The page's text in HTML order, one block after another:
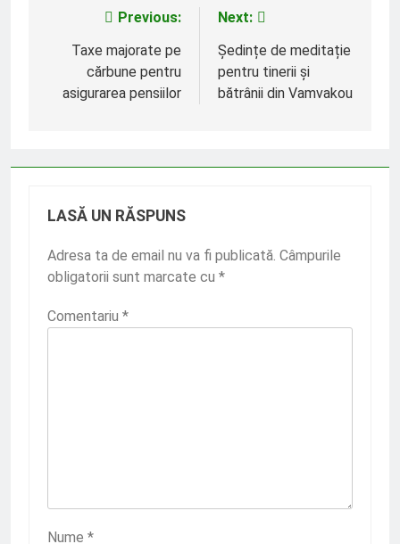
Navigare
articole
Previous:
Taxe majorate pe
cărbune pentru
asigurarea pensiilor
Next:
Ședințe de meditație
pentru tinerii și
bătrânii din Vamvakou
LASĂ UN RĂSPUNS
Adresa ta de email nu va fi publicată. Câmpurile
obligatorii sunt marcate cu *
Comentariu *
Nume *